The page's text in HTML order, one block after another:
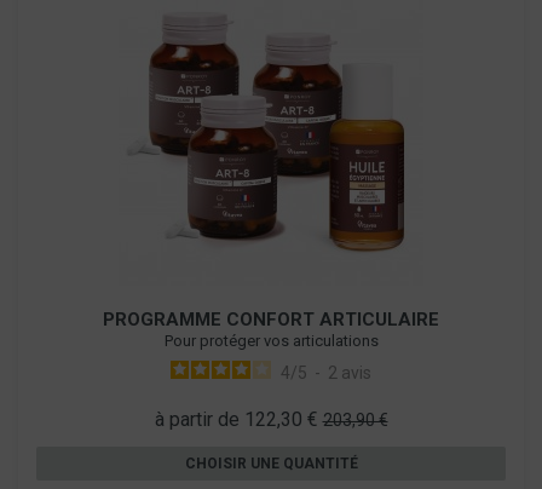
PROGRAMME CONFORT ARTICULAIRE
Pour protéger vos articulations
4/5 - 2 avis
à partir de 122,30 €203,90 €
CHOISIR UNE QUANTITÉ